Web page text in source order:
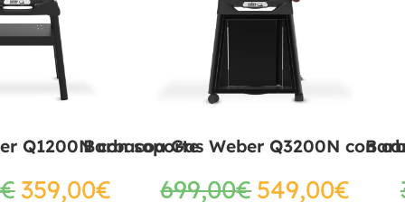
Q1200N con soporte
€359,00€
Barbacoa Gas Weber Q3200N con
699,00€549,00€